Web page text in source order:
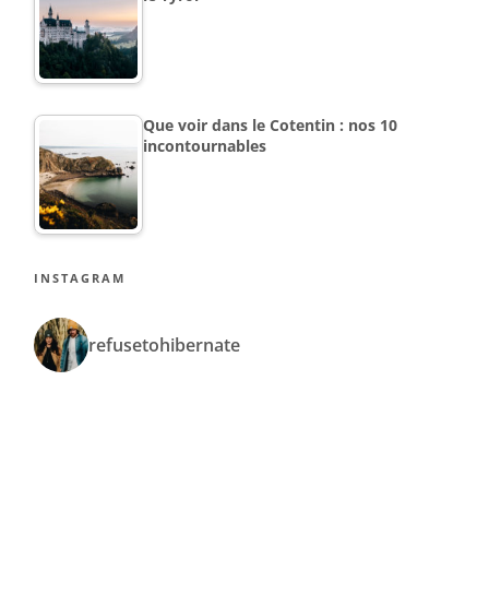
Que voir dans le Cotentin : nos 10
incontournables
INSTAGRAM
refusetohibernate